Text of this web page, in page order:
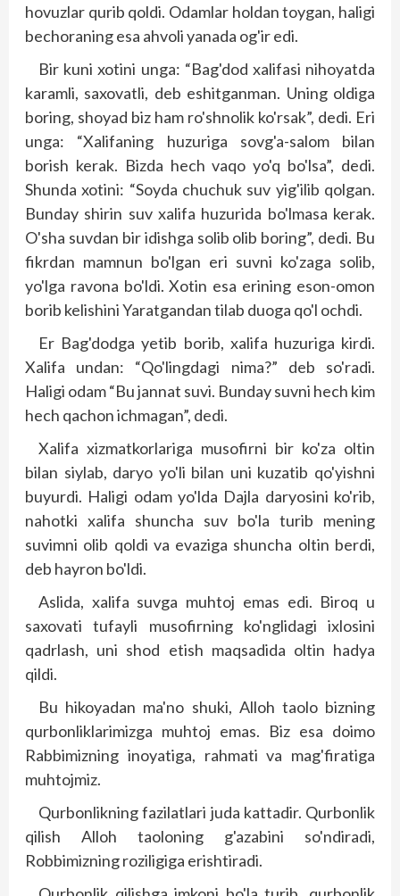
hovuzlar qurib qoldi. Odamlar holdan toygan, haligi
bechoraning esa ahvoli yanada og'ir edi.
Bir kuni xotini unga: “Bag'dod xalifasi nihoyatda
karamli, saxovatli, deb eshitganman. Uning oldiga
boring, shoyad biz ham ro'shnolik ko'rsak”, dedi. Eri
unga: “Xalifaning huzuriga sovg'a-salom bilan
borish kerak. Bizda hech vaqo yo'q bo'lsa”, dedi.
Shunda xotini: “Soyda chuchuk suv yig'ilib qolgan.
Bunday shirin suv xalifa huzurida bo'lmasa kerak.
O'sha suvdan bir idishga solib olib boring”, dedi. Bu
fikrdan mamnun bo'lgan eri suvni ko'zaga solib,
yo'lga ravona bo'ldi. Xotin esa erining eson-omon
borib kelishini Yaratgandan tilab duoga qo'l ochdi.
Er Bag'dodga yetib borib, xalifa huzuriga kirdi.
Xalifa undan: “Qo'lingdagi nima?” deb so'radi.
Haligi odam “Bu jannat suvi. Bunday suvni hech kim
hech qachon ichmagan”, dedi.
Xalifa xizmatkorlariga musofirni bir ko'za oltin
bilan siylab, daryo yo'li bilan uni kuzatib qo'yishni
buyurdi. Haligi odam yo'lda Dajla daryosini ko'rib,
nahotki xalifa shuncha suv bo'la turib mening
suvimni olib qoldi va evaziga shuncha oltin berdi,
deb hayron bo'ldi.
Aslida, xalifa suvga muhtoj emas edi. Biroq u
saxovati tufayli musofirning ko'nglidagi ixlosini
qadrlash, uni shod etish maqsadida oltin hadya
qildi.
Bu hikoyadan ma'no shuki, Alloh taolo bizning
qurbonliklarimizga muhtoj emas. Biz esa doimo
Rabbimizning inoyatiga, rahmati va mag'firatiga
muhtojmiz.
Qurbonlikning fazilatlari juda kattadir. Qurbonlik
qilish Alloh taoloning g'azabini so'ndiradi,
Robbimizning roziligiga erishtiradi.